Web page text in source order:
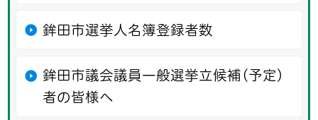
鉾田市選挙人名簿登録者数
鉾田市議会議員一般選挙立候補(予定)
者の皆様へ